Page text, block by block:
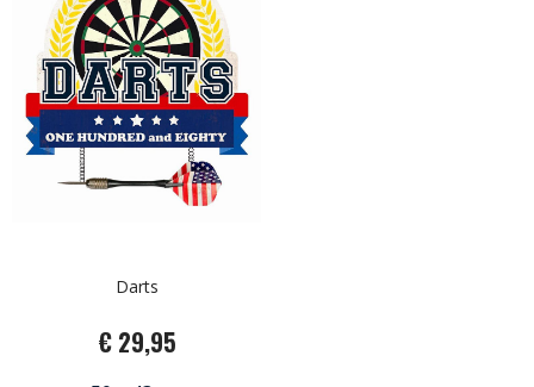
Darts
€ 29,95